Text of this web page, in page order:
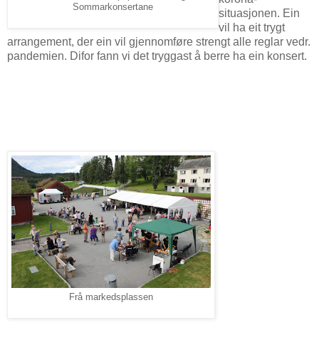
Sommarkonsertane
situasjonen. Ein
vil ha eit trygt
arrangement, der ein vil gjennomføre strengt alle reglar vedr.
pandemien. Difor fann vi det tryggast å berre ha ein konsert.
Frå markedsplassen